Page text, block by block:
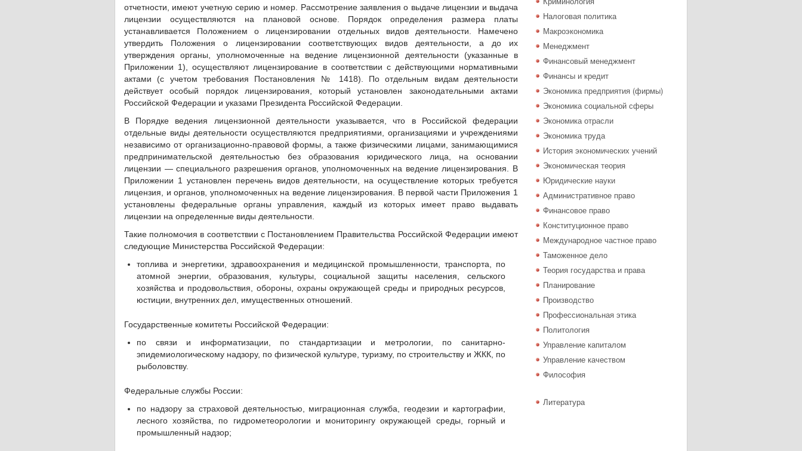
отчетности, имеют учетную серию и номер. Рассмотрение заявления о выдаче лицензии и выдача
лицензии осуществляются на плановой основе. Порядок определения размера платы
устанавливается Положением о лицензировании отдельных видов деятельности. Намечено
утвердить Положения о лицензировании соответствующих видов деятельности, а до их
утверждения органы, уполномоченные на ведение лицензионной деятельности (указанные в
Приложении 1), осуществляют лицензирование в соответствии с действующими нормативными
актами (с учетом требования Постановления № 1418). По отдельным видам деятельности
действует особый порядок лицензирования, который установлен законодательными актами
Российской Федерации и указами Президента Российской Федерации.
В Порядке ведения лицензионной деятельности указывается, что в Российской федерации
отдельные виды деятельности осуществляются предприятиями, организациями и учреждениями
независимо от организационно-правовой формы, а также физическими лицами, занимающимися
предпринимательской деятельностью без образования юридического лица, на основании
лицензии — специального разрешения органов, уполномоченных на ведение лицензирования. В
Приложении 1 установлен перечень видов деятельности, на осуществление которых требуется
лицензия, и органов, уполномоченных на ведение лицензирования. В первой части Приложения 1
установлены федеральные органы управления, каждый из которых имеет право выдавать
лицензии на определенные виды деятельности.
Такие полномочия в соответствии с Постановлением Правительства Российской Федерации имеют
следующие Министерства Российской Федерации:
топлива и энергетики, здравоохранения и медицинской промышленности, транспорта, по
атомной энергии, образования, культуры, социальной защиты населения, сельского
хозяйства и продовольствия, обороны, охраны окружающей среды и природных ресурсов,
юстиции, внутренних дел, имущественных отношений.
Государственные комитеты Российской Федерации:
по связи и информатизации, по стандартизации и метрологии, по санитарно-
эпидемиологическому надзору, по физической культуре, туризму, по строительству и ЖКК, по
рыболовству.
Федеральные службы России:
по надзору за страховой деятельностью, миграционная служба, геодезии и картографии,
лесного хозяйства, по гидрометеорологии и мониторингу окружающей среды, горный и
промышленный надзор;
Налоговая политика
Макроэкономика
Менеджмент
Финансовый менеджмент
Финансы и кредит
Экономика предприятия (фирмы)
Экономика социальной сферы
Экономика отрасли
Экономика труда
История экономических учений
Экономическая теория
Юридические науки
Административное право
Финансовое право
Конституционное право
Международное частное право
Таможенное дело
Теория государства и права
Планирование
Производство
Профессиональная этика
Политология
Управление капиталом
Управление качеством
Философия
Литература